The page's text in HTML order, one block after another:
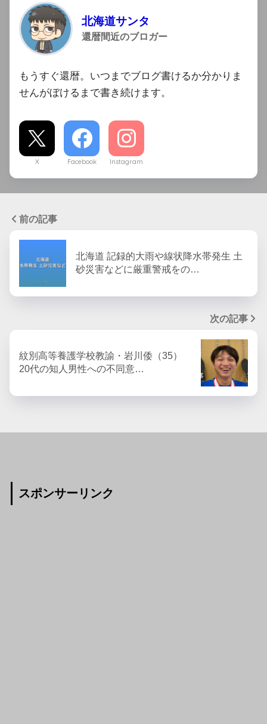
北海道サンタ
還暦間近のブロガー
もうすぐ還暦。いつまでブログ書けるか分かりま
せんがぼけるまで書き続けます。
X Facebook Instagram
前の記事
北海道 記録的大雨や線状降水帯発生 土
砂災害などに厳重警戒をの…
次の記事
紋別高等養護学校教諭・岩川倭（35）
20代の知人男性への不同意…
スポンサーリンク